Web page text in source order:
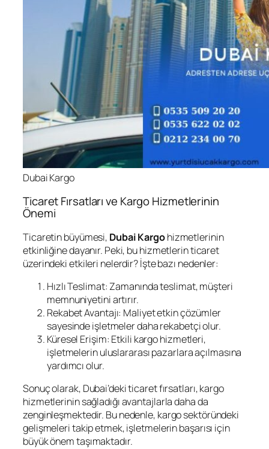
Dubai Kargo
Ticaret Fırsatları ve Kargo Hizmetlerinin
Önemi
Ticaretin büyümesi, Dubai Kargohizmetlerinin
etkinliğine dayanır. Peki, bu hizmetlerin ticaret
üzerindeki etkileri nelerdir? İşte bazı nedenler:
Hızlı Teslimat: Zamanında teslimat, müşteri
memnuniyetini artırır.
Rekabet Avantajı: Maliyet etkin çözümler
sayesinde işletmeler daha rekabetçi olur.
Küresel Erişim: Etkili kargo hizmetleri,
işletmelerin uluslararası pazarlara açılmasına
yardımcı olur.
Sonuç olarak, Dubai’deki ticaret fırsatları, kargo
hizmetlerinin sağladığı avantajlarla daha da
zenginleşmektedir. Bu nedenle, kargo sektöründeki
gelişmeleri takip etmek, işletmelerin başarısı için
büyük önem taşımaktadır.